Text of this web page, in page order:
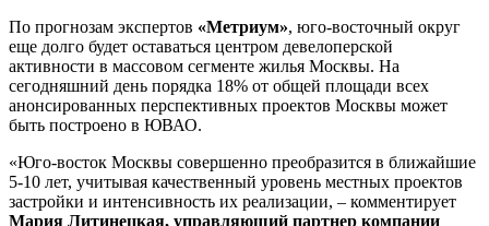
По прогнозам экспертов «Метриум», юго-восточный округ
еще долго будет оставаться центром девелоперской
активности в массовом сегменте жилья Москвы. На
сегодняшний день порядка 18% от общей площади всех
анонсированных перспективных проектов Москвы может
быть построено в ЮВАО.
«Юго-восток Москвы совершенно преобразится в ближайшие
5-10 лет, учитывая качественный уровень местных проектов
застройки и интенсивность их реализации, – комментирует
Мария Литинецкая, управляющий партнер компании